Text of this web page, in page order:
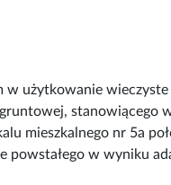
użytkowanie wieczyste
stanowiącego
mieszkalnego nr 5a
w wyniku